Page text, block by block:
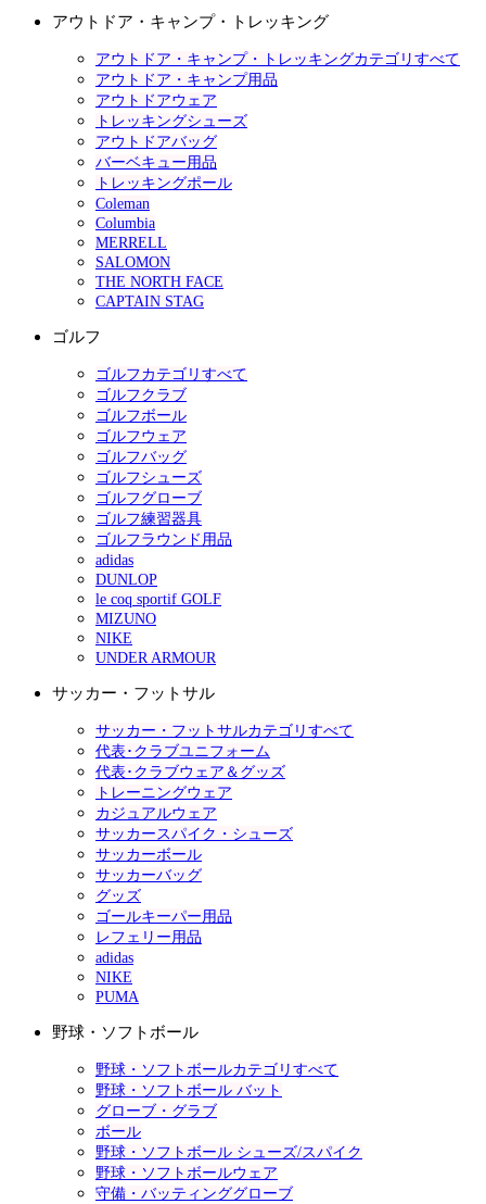
アウトドア・キャンプ・トレッキング
アウトドア・キャンプ・トレッキングカテゴリすべて
アウトドア・キャンプ用品
アウトドアウェア
トレッキングシューズ
アウトドアバッグ
バーベキュー用品
トレッキングポール
Coleman
Columbia
MERRELL
SALOMON
THE NORTH FACE
CAPTAIN STAG
ゴルフ
ゴルフカテゴリすべて
ゴルフクラブ
ゴルフボール
ゴルフウェア
ゴルフバッグ
ゴルフシューズ
ゴルフグローブ
ゴルフ練習器具
ゴルフラウンド用品
adidas
DUNLOP
le coq sportif GOLF
MIZUNO
NIKE
UNDER ARMOUR
サッカー・フットサル
サッカー・フットサルカテゴリすべて
代表･クラブユニフォーム
代表･クラブウェア＆グッズ
トレーニングウェア
カジュアルウェア
サッカースパイク・シューズ
サッカーボール
サッカーバッグ
グッズ
ゴールキーパー用品
レフェリー用品
adidas
NIKE
PUMA
野球・ソフトボール
野球・ソフトボールカテゴリすべて
野球・ソフトボール バット
グローブ・グラブ
ボール
野球・ソフトボール シューズ/スパイク
野球・ソフトボールウェア
守備・バッティンググローブ